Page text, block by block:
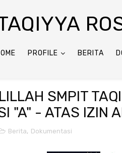
PROFILE BERITA
SMPIT
"A" - ATAS IZIN
Berita, Dokumentasi